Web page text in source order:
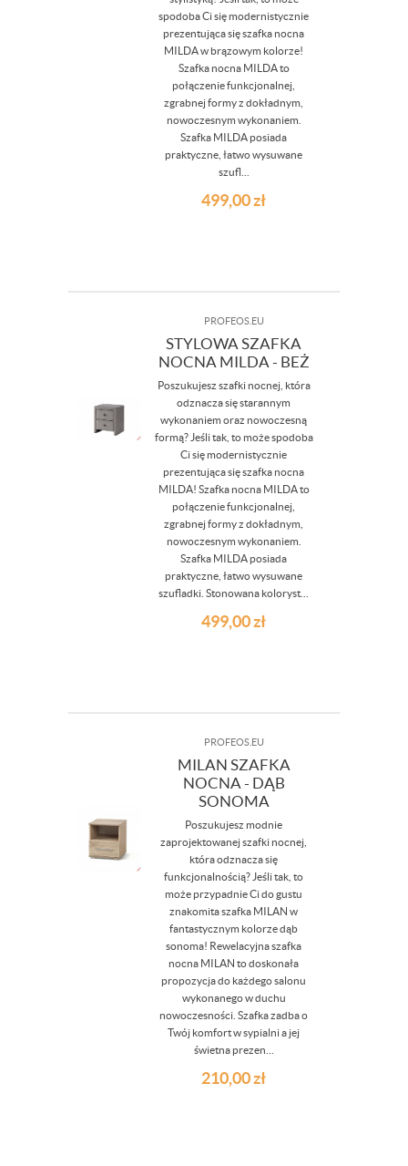
spodoba Ci się modernistycznie
prezentująca się szafka nocna
MILDA w brązowym kolorze!
Szafka nocna MILDA to
połączenie funkcjonalnej,
zgrabnej formy z dokładnym,
nowoczesnym wykonaniem.
Szafka MILDA posiada
praktyczne, łatwo wysuwane
szufl...
499,00zł
PROFEOS.EU
STYLOWA SZAFKA
NOCNA MILDA - BEŻ
Poszukujesz szafki nocnej, która
odznacza się starannym
wykonaniem oraz nowoczesną
formą? Jeśli tak, to może spodoba
Ci się modernistycznie
prezentująca się szafka nocna
MILDA! Szafka nocna MILDA to
połączenie funkcjonalnej,
zgrabnej formy z dokładnym,
nowoczesnym wykonaniem.
Szafka MILDA posiada
praktyczne, łatwo wysuwane
szufladki. Stonowana koloryst...
499,00zł
PROFEOS.EU
MILAN SZAFKA
NOCNA - DĄB
SONOMA
Poszukujesz modnie
zaprojektowanej szafki nocnej,
która odznacza się
funkcjonalnością? Jeśli tak, to
może przypadnie Ci do gustu
znakomita szafka MILAN w
fantastycznym kolorze dąb
sonoma! Rewelacyjna szafka
nocna MILAN to doskonała
propozycja do każdego salonu
wykonanego w duchu
nowoczesności. Szafka zadba o
Twój komfort w sypialni a jej
świetna prezen...
210,00zł